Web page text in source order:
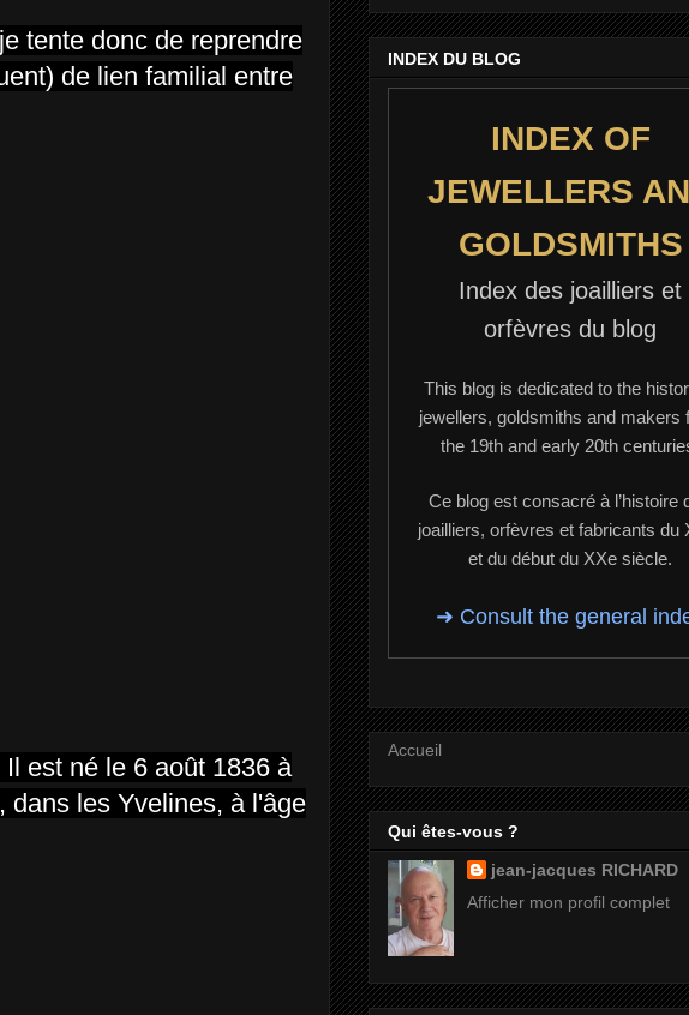
tente donc de reprendre
de lien familial entre
est né le 6 août 1836 à
dans les Yvelines, à l'âge
INDEX DU BLOG
INDEX OF
JEWELLERS
GOLDSMITHS
Index des joailliers et
orfèvres du blog
This blog is dedicated to the
jewellers, goldsmiths and makers
the 19th and early 20th
Ce blog est consacré à l’histoire
joailliers, orfèvres et fabricants du
et du début du XXe siècle.
➜ Consult the general
Accueil
Qui êtes-vous ?
jean-jacques RICHARD
Afficher mon profil complet